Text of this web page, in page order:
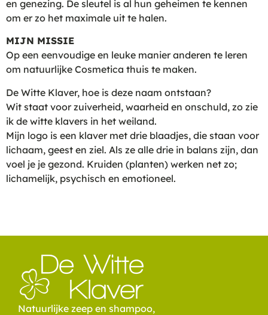
en genezing. De sleutel is al hun geheimen te kennen
om er zo het maximale uit te halen.
MIJN MISSIE
Op een eenvoudige en leuke manier anderen te leren
om natuurlijke Cosmetica thuis te maken.
De Witte Klaver, hoe is deze naam ontstaan?
Wit staat voor zuiverheid, waarheid en onschuld, zo zie
ik de witte klavers in het weiland.
Mijn logo is een klaver met drie blaadjes, die staan voor
lichaam, geest en ziel. Als ze alle drie in balans zijn, dan
voel je je gezond. Kruiden (planten) werken net zo;
lichamelijk, psychisch en emotioneel.
Natuurlijke zeep en shampoo,